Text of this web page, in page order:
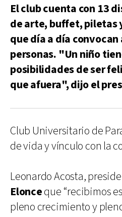
El club cuenta con 13
de arte, buffet, piletas
que día a día
personas. "Un niño
posibilidades de ser
que afuera", dijo el
Club Universitario de
de vida y vínculo con la
Leonardo Acosta,
Elonceque “recibimos
pleno crecimiento y